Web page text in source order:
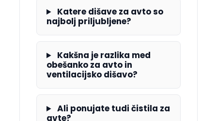
Katere dišave za avto so
najbolj priljubljene?
Kakšna je razlika med
obešanko za avto in
ventilacijsko dišavo?
Ali ponujate tudi čistila za
avte?